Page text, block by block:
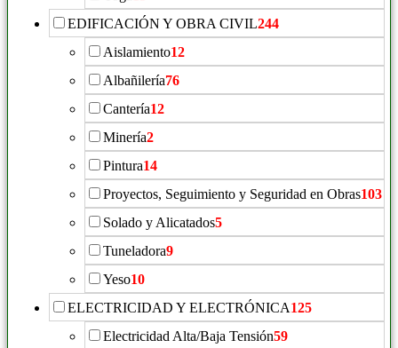
EDIFICACIÓN Y OBRA CIVIL244
Aislamiento12
Albañilería76
Cantería12
Minería2
Pintura14
Proyectos, Seguimiento y Seguridad en Obras103
Solado y Alicatados5
Tuneladora9
Yeso10
ELECTRICIDAD Y ELECTRÓNICA125
Electricidad Alta/Baja Tensión59